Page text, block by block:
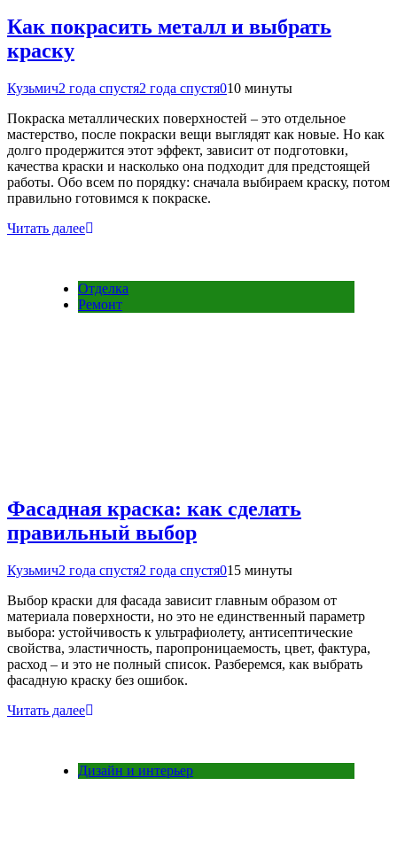
Как покрасить металл и выбрать
краску
Кузьмич2 года спустя2 года спустя010 минуты
Покраска металлических поверхностей – это отдельное
мастерство, после покраски вещи выглядят как новые. Но как
долго продержится этот эффект, зависит от подготовки,
качества краски и насколько она подходит для предстоящей
работы. Обо всем по порядку: сначала выбираем краску, потом
правильно готовимся к покраске.
Читать далее
Отделка
Ремонт
Фасадная краска: как сделать
правильный выбор
Кузьмич2 года спустя2 года спустя015 минуты
Выбор краски для фасада зависит главным образом от
материала поверхности, но это не единственный параметр
выбора: устойчивость к ультрафиолету, антисептические
свойства, эластичность, паропроницаемость, цвет, фактура,
расход – и это не полный список. Разберемся, как выбрать
фасадную краску без ошибок.
Читать далее
Дизайн и интерьер